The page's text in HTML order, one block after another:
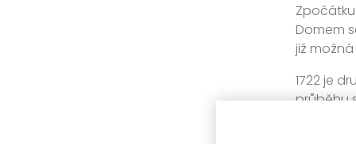
Domem
již
1722 je
průběhu